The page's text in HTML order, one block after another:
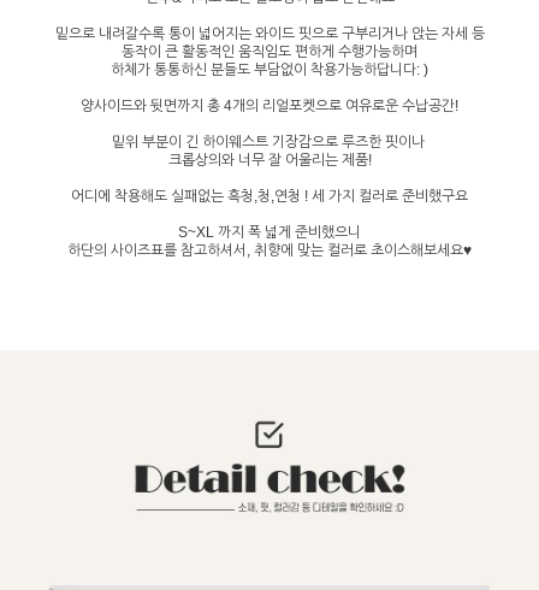
밑으로 내려갈수록 통이 넓어지는 와이드 핏으로 구부리거나 앉는 자세 등
동작이 큰 활동적인 움직임도 편하게 수행가능하며
하체가 통통하신 분들도 부담없이 착용가능하답니다: )
양사이드와 뒷면까지 총 4개의 리얼포켓으로 여유로운 수납공간!
밑위 부분이 긴 하이웨스트 기장감으로 루즈한 핏이나
크롭상의와 너무 잘 어울리는 제품!
어디에 착용해도 실패없는 흑청,청,연청 ! 세 가지 컬러로 준비했구요
S~XL 까지 폭 넓게 준비했으니
하단의 사이즈표를 참고하셔서, 취향에 맞는 컬러로 초이스해보세요♥